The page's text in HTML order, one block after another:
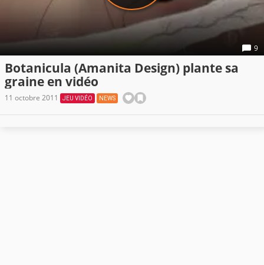
9
Botanicula (Amanita Design) plante sa
graine en vidéo
11 octobre 2011 JEU VIDÉO NEWS